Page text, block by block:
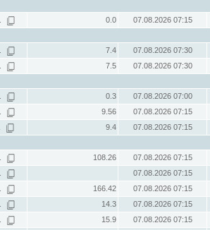
0.0
07.08.2026 07:15
7.4
07.08.2026 07:30
7.5
07.08.2026 07:30
0.3
07.08.2026 07:00
9.56
07.08.2026 07:15
9.4
07.08.2026 07:15
108.26
07.08.2026 07:15
07.08.2026 07:15
166.42
07.08.2026 07:15
14.3
07.08.2026 07:15
15.9
07.08.2026 07:15